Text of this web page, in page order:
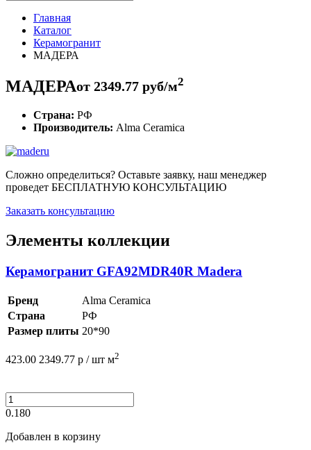
Главная
Каталог
Керамогранит
МАДЕРА
МАДЕРАот 2349.77 руб/м2
Страна: РФ
Производитель: Alma Ceramica
Сложно определиться? Оставьте заявку, наш менеджер
проведет БЕСПЛАТНУЮ КОНСУЛЬТАЦИЮ
Заказать консультацию
Элементы коллекции
Керамогранит GFA92MDR40R Madera
Бренд
Alma Ceramica
Страна
РФ
Размер плиты 20*90
423.00 2349.77 р / шт м2
0.180
Добавлен в корзину